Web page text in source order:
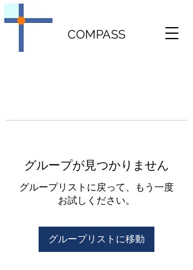
COMPASS
グループが見つかりません
グループリストに戻って、もう一度
お試しください。
グループリストに移動